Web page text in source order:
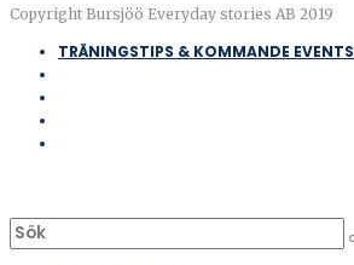
Copyright Bursjöö Everyday stories AB 2019
TRÄNINGSTIPS & KOMMANDE EVENTS